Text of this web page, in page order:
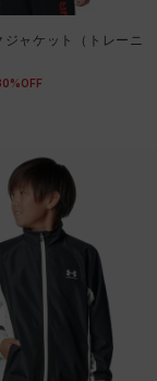
ャケット（トレーニ